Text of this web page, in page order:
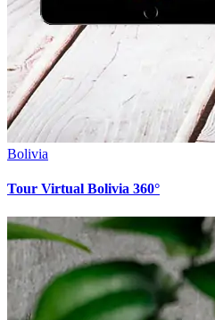
Bolivia
Tour Virtual Bolivia 360°